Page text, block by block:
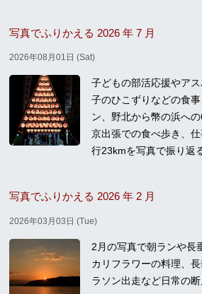
写真でふりかえる 2026 年 7 月
2026年08月01日 (Sat)
子どもの部活応援やア
子のひこずりなどの食
ン、野北から幣の浜へ
京出張での食べ歩き、
行23kmを写真で振り返
写真でふりかえる 2026 年 2 月
2026年03月03日 (Tue)
2月の写真で朝ランや長
カリフラワーの料理、
ラソン出走など日常の